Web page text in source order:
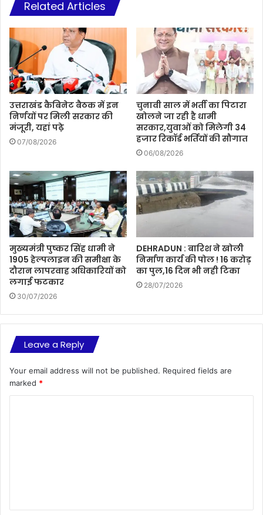
Related Articles
उत्तराखंड कैबिनेट बैठक में इन
निर्णयों पर मिली सरकार की
मंजूरी, यहां पढ़े
07/08/2026
चुनावी साल में भर्ती का पिटारा
खोलने जा रही है धामी
सरकार,युवाओं को मिलेगी 34
हजार रिकॉर्ड भर्तियों की सौगात
06/08/2026
मुख्यमंत्री पुष्कर सिंह धामी ने
1905 हेल्पलाइन की समीक्षा के
दौरान लापरवाह अधिकारियों को
लगाई फटकार
30/07/2026
DEHRADUN : बारिश ने खोली
निर्माण कार्य की पोल ! 16 करोड़
का पुल,16 दिन भी नही टिका
28/07/2026
Leave a Reply
Your email address will not be published. Required fields are
marked *
t